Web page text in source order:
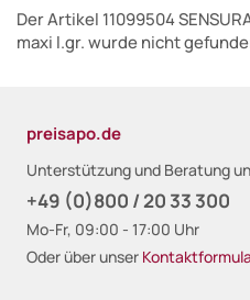
Der Artikel 11099504
maxi l.gr. wurde nicht
preisapo.de
Unterstützung und Beratung
+49 (0)800 / 20 33 300
Mo-Fr, 09:00 - 17:00 Uhr
Oder über unser